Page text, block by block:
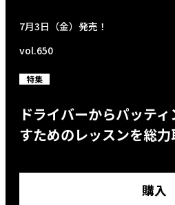
7月3日（金）発売！
vol.650
特集
ドライバーからパッテ
すためのレッスンを総力
購入